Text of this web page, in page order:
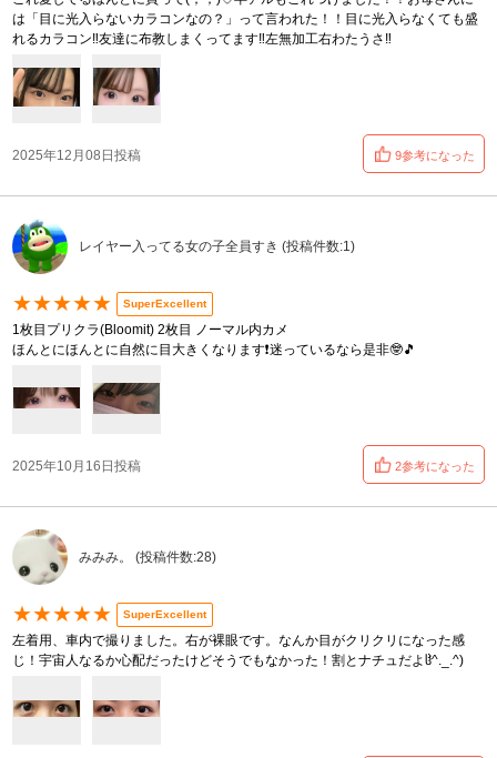
は「目に光入らないカラコンなの？」って言われた！！目に光入らなくても盛
れるカラコン‼️友達に布教しまくってます‼️左無加工右わたうさ‼️
2025年12月08日投稿 9参考になった
レイヤー入ってる女の子全員すき (投稿件数:1)
★★★★★ SuperExcellent
1枚目プリクラ(Bloomit) 2枚目 ノーマル内カメ
ほんとにほんとに自然に目大きくなります❗️迷っているなら是非🤓🎵
2025年10月16日投稿 2参考になった
みみみ。 (投稿件数:28)
★★★★★ SuperExcellent
左着用、車内で撮りました。右が裸眼です。なんか目がクリクリになった感
じ！宇宙人なるか心配だったけどそうでもなかった！割とナチュだよჱ̒^._.^)